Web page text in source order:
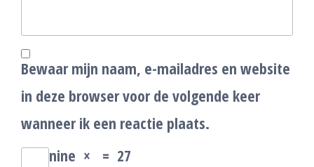
Bewaar mijn naam, e-mailadres en website
in deze browser voor de volgende keer
wanneer ik een reactie plaats.
nine × = 27